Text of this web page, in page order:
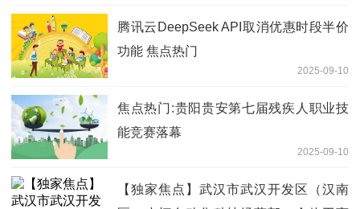
腾讯云DeepSeek API取消优惠时段半价
功能 焦点热门
2025-09-10
焦点热门:贵阳贵安第七届残疾人职业技
能竞赛落幕
2025-09-10
【独家焦点】武汉市武汉开发区（汉南